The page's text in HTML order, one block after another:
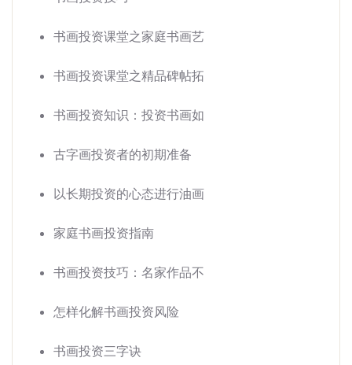
书画投资课堂之家庭书画艺
书画投资课堂之精品碑帖拓
书画投资知识：投资书画如
古字画投资者的初期准备
以长期投资的心态进行油画
家庭书画投资指南
书画投资技巧：名家作品不
怎样化解书画投资风险
书画投资三字诀